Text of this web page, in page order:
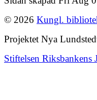
© 2026 Kungl.
Projektet Nya
Stiftelsen Riksbankens